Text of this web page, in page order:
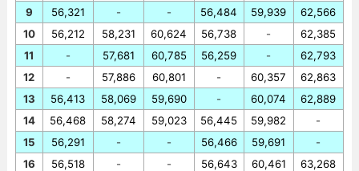
9
10
11
12
13
14
15
16
56,321
56,212
-
-
56,413
56,468
56,291
56,518
-
58,231
57,681
57,886
58,069
58,274
-
-
-
60,624
60,785
60,801
59,690
59,023
-
-
56,484
56,738
56,259
-
-
56,445
56,466
56,643
59,939
-
-
60,357
60,074
59,982
59,691
60,461
62,566
62,385
62,793
62,863
62,889
-
-
63,268